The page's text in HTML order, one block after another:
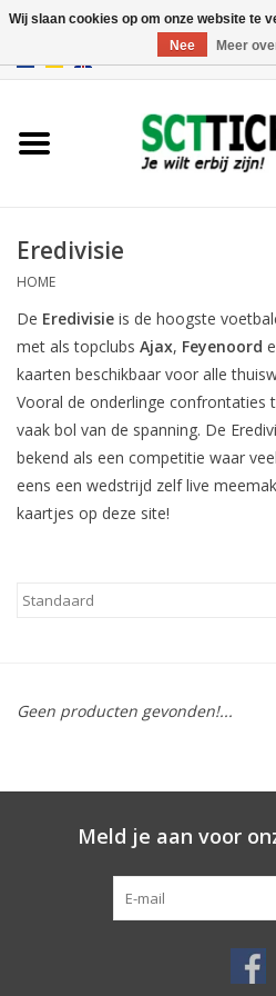
Frankrijk
Eredivisie
HOME
De Eredivisie is de hoogste
met als topclubs Ajax, Feyenoord
kaarten beschikbaar voor alle
Vooral de onderlinge confrontaties
vaak bol van de spanning. De
bekend als een competitie waar
eens een wedstrijd zelf live
kaartjes op deze site!
Geen producten gevonden!...
Meld je aan voor
Wij slaan cookies op om onze website te
Nee
Meer